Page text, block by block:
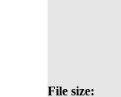
File size: